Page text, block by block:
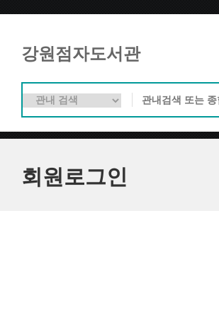
강원점자도서관
회원로그인